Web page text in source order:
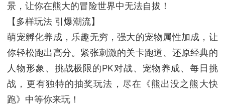
景，让你在熊大的冒险世界中无法自拔！
【多样玩法 引爆潮流】
萌宠孵化养成，乐趣无穷，强大的宠物属性加成，让
你轻松跑出高分。紧张刺激的关卡跑道、还原经典的
人物形象、挑战极限的PK对战、宠物养成、每日挑
战，更有独特的抽奖玩法，尽在《熊出没之熊大快
跑》中等你来玩！